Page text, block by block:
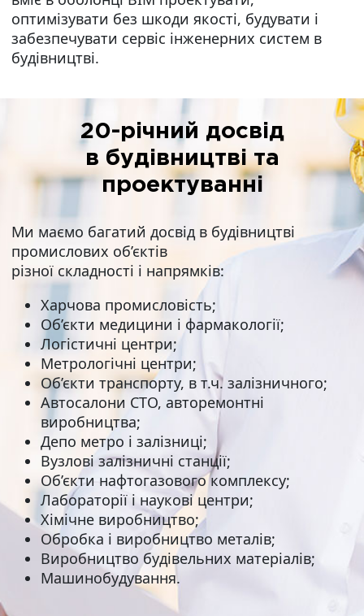
оптимізувати без шкоди якості, будувати і
забезпечувати сервіс інженерних систем в
будівництві.
20-річний досвід
в будівництві та
проектуванні
Ми маємо багатий досвід в будівництві
промислових об’єктів
різної складності і напрямків:
Харчова промисловість;
Об’єкти медицини і фармакології;
Логістичні центри;
Метрологічні центри;
Об’єкти транспорту, в т.ч. залізничного;
Автосалони СТО, авторемонтні
виробництва;
Депо метро і залізниці;
Вузлові залізничні станції;
Об’єкти нафтогазового комплексу;
Лабораторії і наукові центри;
Хімічне виробництво;
Обробка і виробництво металів;
Виробництво будівельних матеріалів;
Машинобудування.